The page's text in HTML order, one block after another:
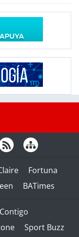
Fortuna
BATimes
Contigo
Sport Buzz